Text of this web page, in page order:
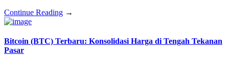
Continue Reading →
Bitcoin (BTC) Terbaru: Konsolidasi Harga di Tengah Tekanan
Pasar